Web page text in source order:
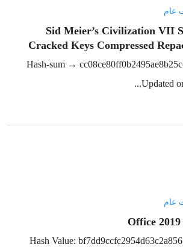
عام
Sid Meier’s Civilization VII
Cracked Keys Compressed
📦 Hash-sum →
Updated
عام
Office
📄 Hash Value: